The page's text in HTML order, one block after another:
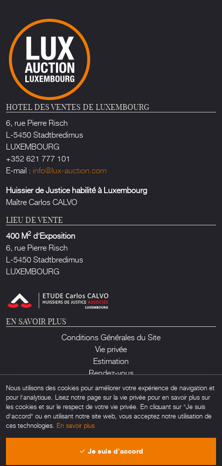
HOTEL DES VENTES DE LUXEMBOURG
6, rue Pierre Risch
L-5450 Stadtbredimus
LUXEMBOURG
+352 621 777 101
E-mail : info@lux-auction.com
Huissier de Justice habilité à Luxembourg
Maître Carlos CALVO
LIEU DE VENTE
400 M2 d'Exposition
6, rue Pierre Risch
L-5450 Stadtbredimus
LUXEMBOURG
EN SAVOIR PLUS
Conditions Générales du Site
Vie privée
Estimation
Rendez-vous
Contact
matériel trouvé sur ce site est interdite. Powered by
Nous utilisons des cookies pour améliorer votre expérience de navigation et
pour l'analytique. Lisez notre page sur la vie privée pour en savoir plus sur
les cookies et sur le respect de votre vie privée. En cliquant sur "Je suis
d'accord" ou en utilisant notre site web, vous acceptez notre utilisation de
ces technologies. En savoir plus
Je suis d'accord